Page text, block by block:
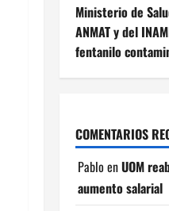
Ministerio de
ANMAT y del
fentanilo
COMENTARIOS
Pablo enUOM
aumento salarial